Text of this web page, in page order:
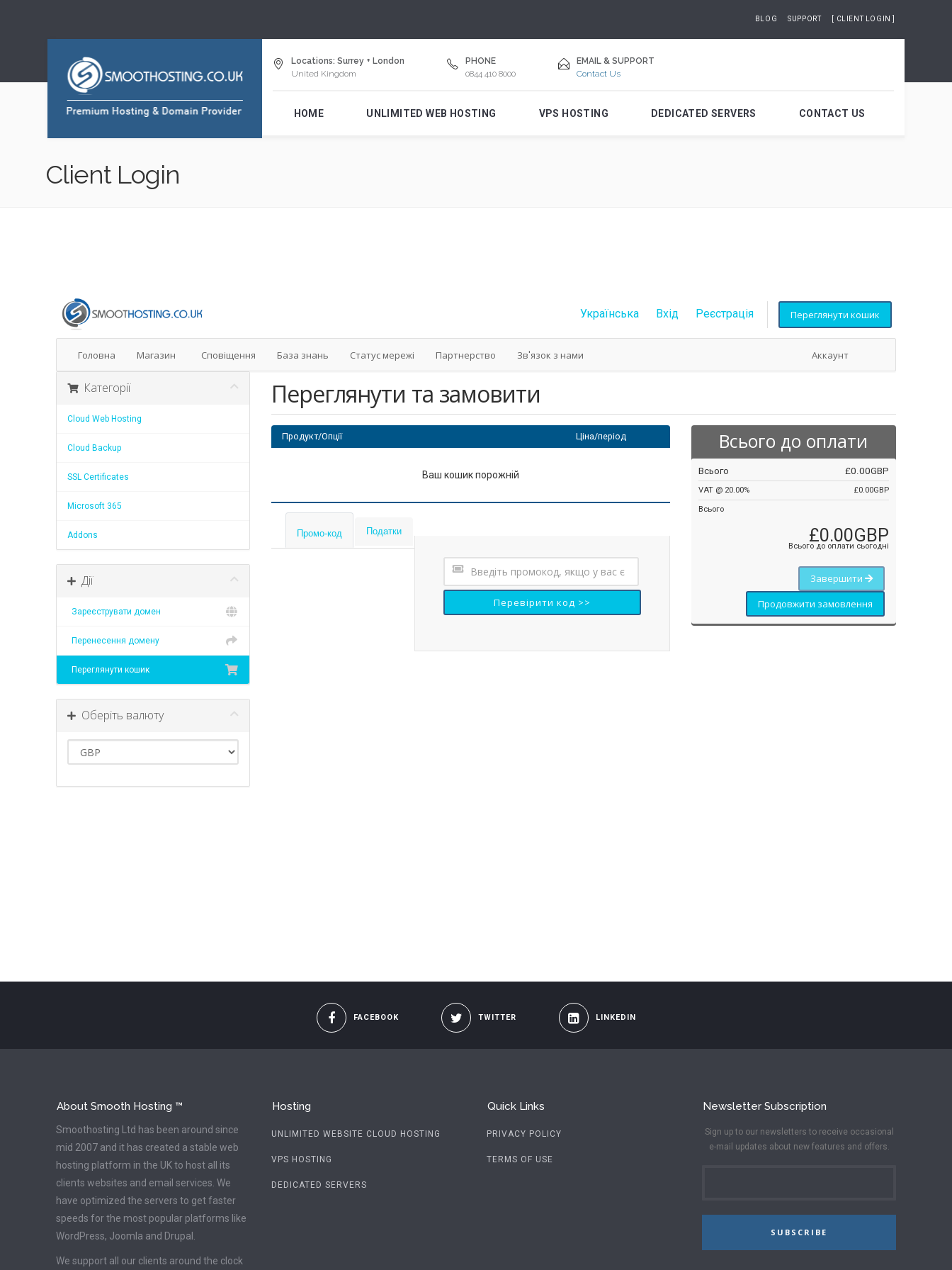
BLOG SUPPORT [ CLIENT LOGIN ]
Locations: Surrey + London
United Kingdom
PHONE
0844 410 8000
EMAIL & SUPPORT
Contact Us
HOME UNLIMITED WEB HOSTING VPS HOSTING DEDICATED SERVERS CONTACT US
Client Login
Українська Вхід Реєстрація Переглянути кошик
Головна Магазин Сповіщення База знань Статус мережі Партнерство Зв'язок з нами Аккаунт
Категорії
Cloud Web Hosting
Cloud Backup
SSL Certificates
Microsoft 365
Addons
Дії
Зареєструвати домен
Перенесення домену
Переглянути кошик
Оберіть валюту
Переглянути та замовити
Продукт/Опції Ціна/період
Ваш кошик порожній
Промо-код Податки
Перевірити код >>
Всього до оплати
Всього £0.00GBP
VAT @ 20.00% £0.00GBP
Всього
£0.00GBP
Всього до оплати сьогодні
Завершити
Продовжити замовлення
FACEBOOK TWITTER LINKEDIN
About Smooth Hosting ™
Smoothosting Ltd has been around since
mid 2007 and it has created a stable web
hosting platform in the UK to host all its
clients websites and email services. We
have optimized the servers to get faster
speeds for the most popular platforms like
WordPress, Joomla and Drupal.
We support all our clients around the clock
Hosting
UNLIMITED WEBSITE CLOUD HOSTING
VPS HOSTING
DEDICATED SERVERS
Quick Links
PRIVACY POLICY
TERMS OF USE
Newsletter Subscription
Sign up to our newsletters to receive occasional
e-mail updates about new features and offers.
SUBSCRIBE